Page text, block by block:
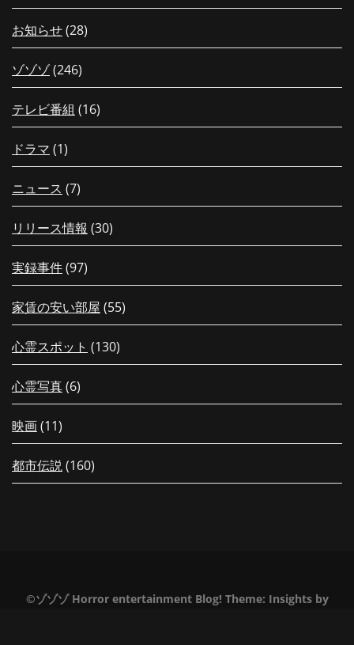
お知らせ(28)
ゾゾゾ(246)
テレビ番組 (16)
ドラマ (1)
ニュース (7)
リリース情報 (30)
実録事件(97)
家賃の安い部屋 (55)
心霊スポット (130)
心霊写真(6)
映画(11)
都市伝説(160)
©ゾゾゾ Horror entertainment Blog! Theme: Insightsby
所恐怖症の落合が半泣きの突撃レポ 定！新作グッズ